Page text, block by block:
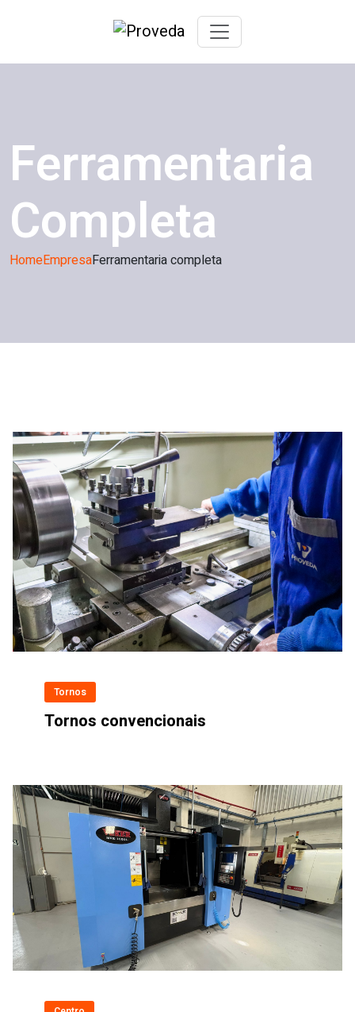
Ferramentaria
Completa
HomeEmpresaFerramentaria completa
Tornos
Tornos convencionais